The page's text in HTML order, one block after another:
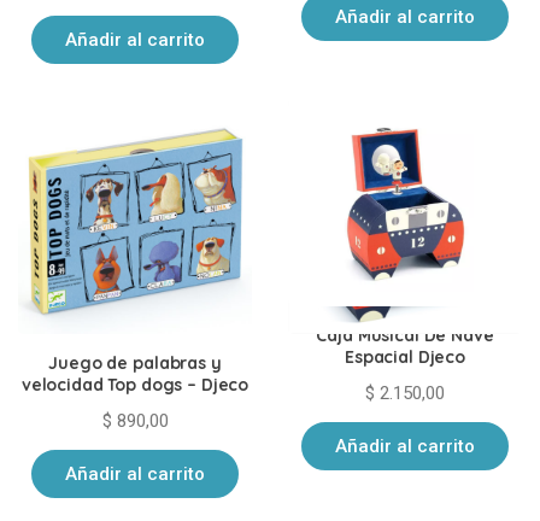
Añadir al carrito
Añadir al carrito
Juego de palabras y
velocidad Top dogs – Djeco
$ 890,00
Añadir al carrito
Caja Musical De Nave
Espacial Djeco
$ 2.150,00
Añadir al carrito